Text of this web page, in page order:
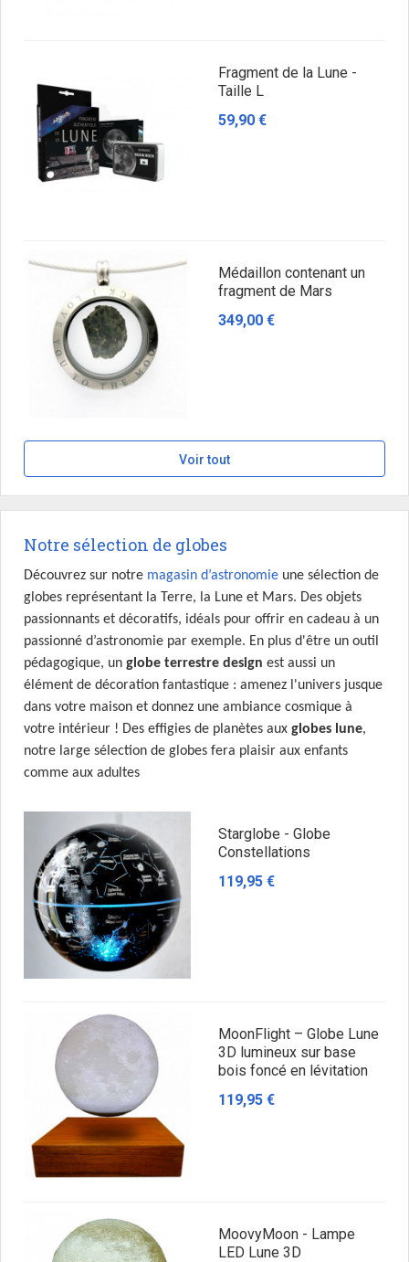
Fragment de la Lune -
Taille L
59,90 €
Médaillon contenant un
fragment de Mars
349,00 €
Voir tout
Notre sélection de globes
Découvrez sur notre magasin d’astronomie une sélection de
globes représentant la
Terre, la Lune et Mars. Des objets
passionnants et décoratifs, idéals pour offrir en cadeau à un
passionné d’astronomie par exemple. En plus d'être un outil
pédagogique, un globe terrestre design est aussi un
élément de décoration fantastique : amenez l'univers jusque
dans votre maison et donnez une ambiance cosmique à
votre intérieur ! Des effigies de planètes aux globes lune,
notre large sélection de globes fera plaisir aux enfants
comme aux adultes
Starglobe - Globe
Constellations
119,95 €
MoonFlight – Globe Lune
3D lumineux sur base
bois foncé en lévitation
119,95 €
MoovyMoon - Lampe
LED Lune 3D